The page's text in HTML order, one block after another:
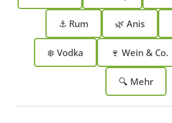
⚓ Rum 🌿 Anis
❄️ Vodka 🍷 Wein & Co.
🔍 Mehr